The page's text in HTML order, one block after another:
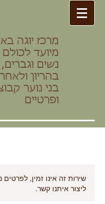
מרכז יוגה
מיועד לכולם
נשים
בהריון
בני נוער
ופרטיים
שירות זה אינו זמין, לפרטים
ליצור איתנו קשר.